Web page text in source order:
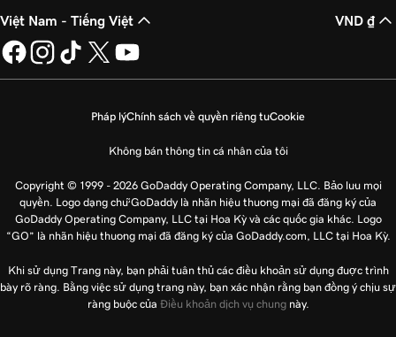
Việt Nam - Tiếng Việt VND ₫
Pháp lýChính sách về quyền riêng tưCookie
Không bán thông tin cá nhân của tôi
Copyright © 1999 - 2026 GoDaddy Operating Company, LLC. Bảo lưu mọi
quyền. Logo dạng chữ GoDaddy là nhãn hiệu thương mại đã đăng ký của
GoDaddy Operating Company, LLC tại Hoa Kỳ và các quốc gia khác. Logo
“GO” là nhãn hiệu thương mại đã đăng ký của GoDaddy.com, LLC tại Hoa Kỳ.
Khi sử dụng Trang này, bạn phải tuân thủ các điều khoản sử dụng được trình
bày rõ ràng. Bằng việc sử dụng trang này, bạn xác nhận rằng bạn đồng ý chịu sự
ràng buộc của Điều khoản dịch vụ chungnày.